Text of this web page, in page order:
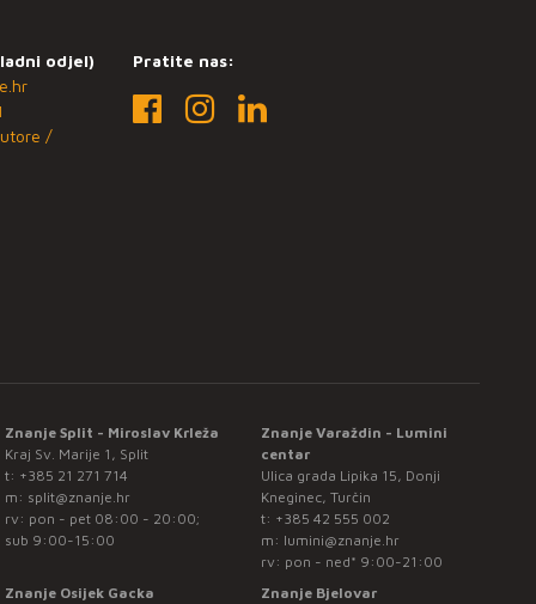
odjel)
/
Pratite nas:
Znanje Split - Miroslav Krleža
Kraj Sv. Marije 1, Split
t: +385 21 271 714
m: split@znanje.hr
rv: pon - pet 08:00 - 20:00;
sub 9:00-15:00
Znanje Varaždin - Lumini
centar
Ulica grada Lipika 15, Donji
Kneginec, Turčin
t: +385 42 555 002
m: lumini@znanje.hr
rv: pon - ned* 9:00-21:00
Znanje Osijek Gacka
Znanje Bjelovar